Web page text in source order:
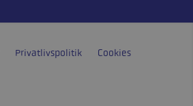
Privatlivspolitik Cookies